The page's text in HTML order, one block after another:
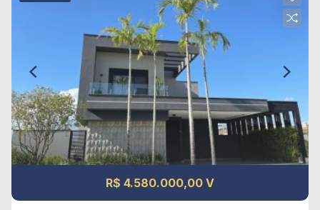
R$ 4.580.000,00 V